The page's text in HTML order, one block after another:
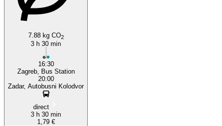
7.88 kg CO2
3 h 30 min
16:30
Zagreb, Bus Station
20:00
Zadar, Autobusni Kolodvor
direct
3 h 30 min
1,79 €